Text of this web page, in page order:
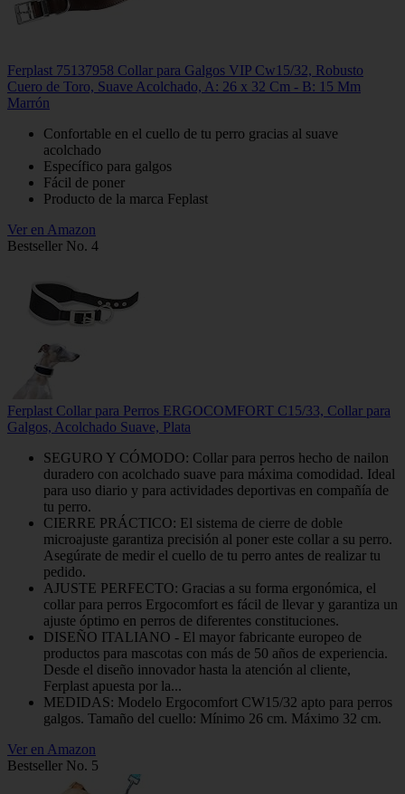
Ferplast 75137958 Collar para Galgos VIP Cw15/32, Robusto
Cuero de Toro, Suave Acolchado, A: 26 x 32 Cm - B: 15 Mm
Marrón
Confortable en el cuello de tu perro gracias al suave
acolchado
Específico para galgos
Fácil de poner
Producto de la marca Feplast
Ver en Amazon
Bestseller No. 4
Ferplast Collar para Perros ERGOCOMFORT C15/33, Collar para
Galgos, Acolchado Suave, Plata
SEGURO Y CÓMODO: Collar para perros hecho de nailon
duradero con acolchado suave para máxima comodidad. Ideal
para uso diario y para actividades deportivas en compañía de
tu perro.
CIERRE PRÁCTICO: El sistema de cierre de doble
microajuste garantiza precisión al poner este collar a su perro.
Asegúrate de medir el cuello de tu perro antes de realizar tu
pedido.
AJUSTE PERFECTO: Gracias a su forma ergonómica, el
collar para perros Ergocomfort es fácil de llevar y garantiza un
ajuste óptimo en perros de diferentes constituciones.
DISEÑO ITALIANO - El mayor fabricante europeo de
productos para mascotas con más de 50 años de experiencia.
Desde el diseño innovador hasta la atención al cliente,
Ferplast apuesta por la...
MEDIDAS: Modelo Ergocomfort CW15/32 apto para perros
galgos. Tamaño del cuello: Mínimo 26 cm. Máximo 32 cm.
Ver en Amazon
Bestseller No. 5